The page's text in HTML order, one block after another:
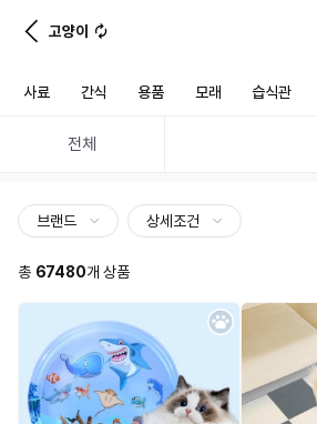
고양이
사료 간식 용품 모래 습식관
전체
브랜드 상세조건
총 67480개 상품